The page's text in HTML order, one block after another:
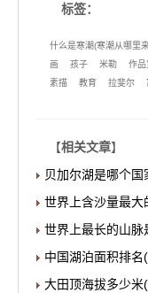
标签：
什么是寒潮(寒潮从哪里
画
孩子 米勒 作品
素描
教育 拉斐尔
【相关文章】
贝加尔湖是哪个
世界上含沙量最大
世界上最长的山脉
中国湖泊面积排
大田顶海拔多少米